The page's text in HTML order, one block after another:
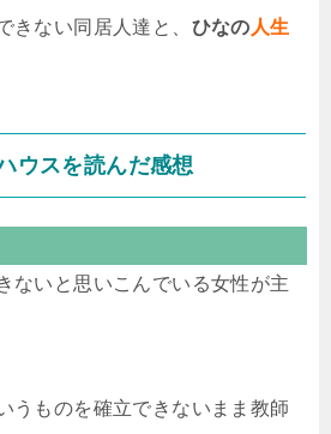
きない同居人達と、 ひなの 人生
ウスを読んだ感想
ないと思いこんでいる女性が主
うものを確立できないまま教師